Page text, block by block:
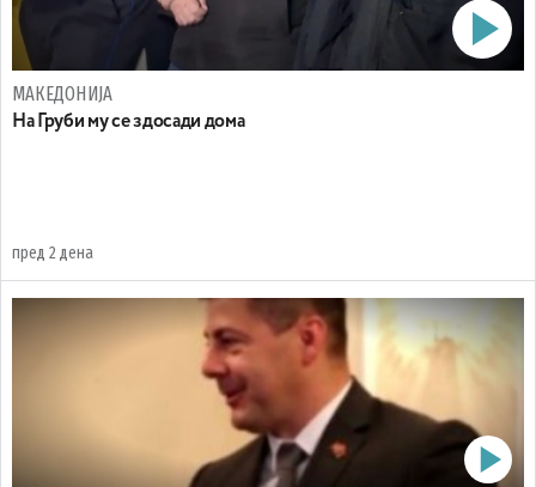
МАКЕДОНИЈА
На Груби му се здосади дома
пред 2 дена